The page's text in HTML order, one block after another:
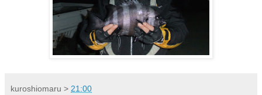
kuroshiomaru > 21:00